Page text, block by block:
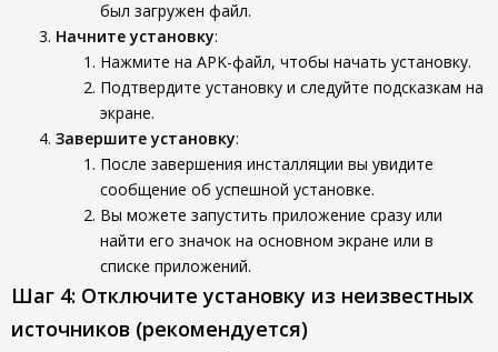
был загружен файл.
Начните установку:
Нажмите на APK-файл, чтобы начать установку.
Подтвердите установку и следуйте подсказкам на
экране.
Завершите установку:
После завершения инсталляции вы увидите
сообщение об успешной установке.
Вы можете запустить приложение сразу или
найти его значок на основном экране или в
списке приложений.
Шаг 4: Отключите установку из неизвестных
источников (рекомендуется)